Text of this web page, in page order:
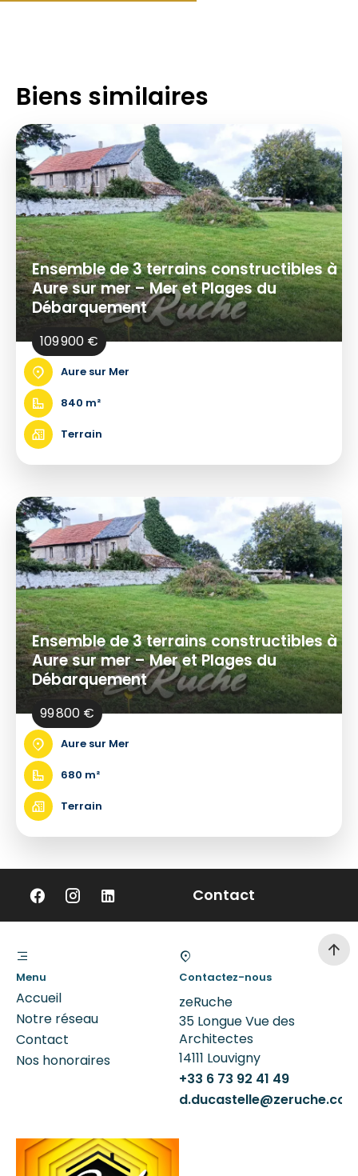
Biens similaires
Ensemble de 3 terrains constructibles à
Aure sur mer – Mer et Plages du
Débarquement
109 900 €
Aure sur Mer
840 m²
Terrain
Ensemble de 3 terrains constructibles à
Aure sur mer – Mer et Plages du
Débarquement
99 800 €
Aure sur Mer
680 m²
Terrain
Contact
Menu
Accueil
Notre réseau
Contact
Nos honoraires
Contactez-nous
zeRuche
35 Longue Vue des
Architectes
14111 Louvigny
+33 6 73 92 41 49
d.ducastelle@zeruche.com